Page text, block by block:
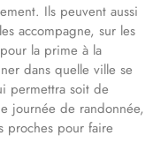
Ils peuvent aussi
accompagne, sur les
la prime à la
dans quelle ville se
permettra soit de
journée de randonnée,
proches pour faire